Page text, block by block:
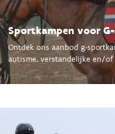
Sportkampen voor
Ontdek ons aanbod g-
autisme, verstandelijke en/of